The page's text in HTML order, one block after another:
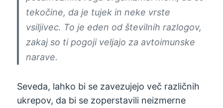
tekočine, da je tujek in neke vrste
vsiljivec. To je eden od številnih razlogov,
zakaj so ti pogoji veljajo za avtoimunske
narave.
Seveda, lahko bi se zavezujejo več različnih
ukrepov, da bi se zoperstavili neizmerne